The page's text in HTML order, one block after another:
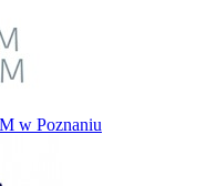
w Poznaniu